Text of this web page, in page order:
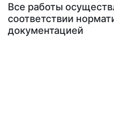
Все работы
соответствии
документацией